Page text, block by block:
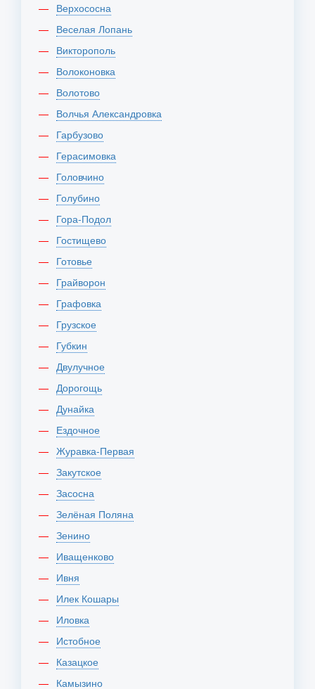
Верхососна
Веселая Лопань
Викторополь
Волоконовка
Волотово
Волчья Александровка
Гарбузово
Герасимовка
Головчино
Голубино
Гора-Подол
Гостищево
Готовье
Грайворон
Графовка
Грузское
Губкин
Двулучное
Дорогощь
Дунайка
Ездочное
Журавка-Первая
Закутское
Засосна
Зелёная Поляна
Зенино
Иващенково
Ивня
Илек Кошары
Иловка
Истобное
Казацкое
Камызино